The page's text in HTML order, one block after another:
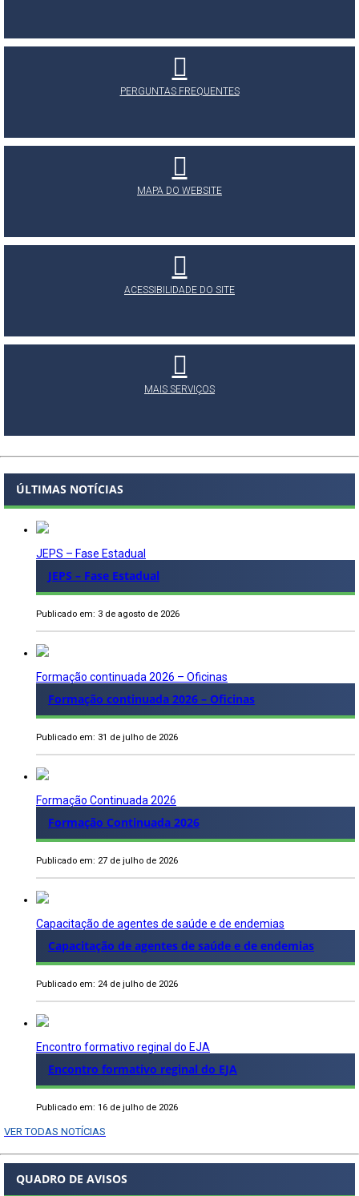
PERGUNTAS FREQUENTES
MAPA DO WEBSITE
ACESSIBILIDADE DO SITE
MAIS SERVIÇOS
ÚLTIMAS NOTÍCIAS
JEPS – Fase Estadual
JEPS – Fase Estadual
Publicado em: 3 de agosto de 2026
Formação continuada 2026 – Oficinas
Formação continuada 2026 – Oficinas
Publicado em: 31 de julho de 2026
Formação Continuada 2026
Formação Continuada 2026
Publicado em: 27 de julho de 2026
Capacitação de agentes de saúde e de endemias
Capacitação de agentes de saúde e de endemias
Publicado em: 24 de julho de 2026
Encontro formativo reginal do EJA
Encontro formativo reginal do EJA
Publicado em: 16 de julho de 2026
VER TODAS NOTÍCIAS
QUADRO DE AVISOS